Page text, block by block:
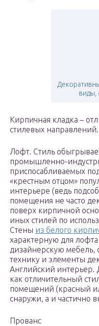
виды,
Кирпичная кладка –
стилевых направлений.
Лофт. Стиль
промышленно-
приспосабливаемых
«крестным отцом»
интерьере (ведь
помещения не часто
поверх кирпичной
иных стилей по
Стены из белого
характерную для
дизайнерскую
технику и элементы
Английский интерьер.
как отличительный
помещений (красный
снаружи, а и частично
Прованс